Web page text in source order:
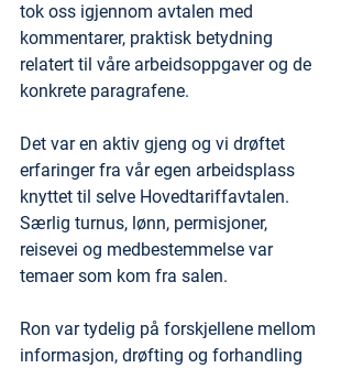
tok oss igjennom avtalen med
kommentarer, praktisk betydning
relatert til våre arbeidsoppgaver og de
konkrete paragrafene.
Det var en aktiv gjeng og vi drøftet
erfaringer fra vår egen arbeidsplass
knyttet til selve Hovedtariffavtalen.
Særlig turnus, lønn, permisjoner,
reisevei og medbestemmelse var
temaer som kom fra salen.
Ron var tydelig på forskjellene mellom
informasjon, drøfting og forhandling